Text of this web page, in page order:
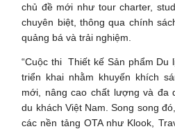
chủ đề mới như tour charter,
chuyên biệt, thông qua chính
quảng bá và trải nghiệm.
“Cuộc thi Thiết kế Sản phẩm Du
triển khai nhằm khuyến khích
mới, nâng cao chất lượng và đa
du khách Việt Nam. Song song
các nền tảng OTA như Klook,